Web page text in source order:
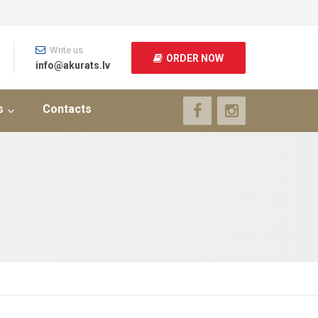
Contacts
Write us
info@akurats.lv
ORDER NOW